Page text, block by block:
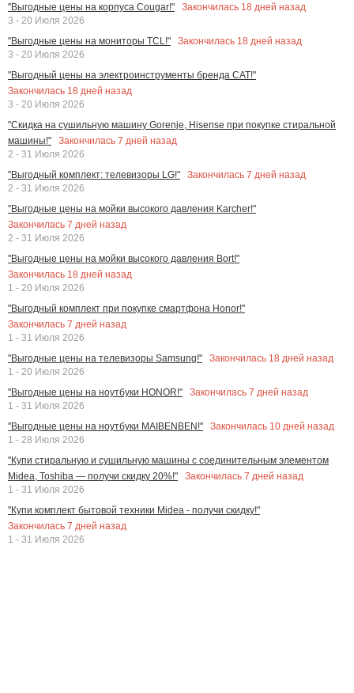
"Выгодные цены на корпуса Cougar!"
Закончилась 18 дней назад
3 - 20 Июля 2026
"Выгодные цены на мониторы TCL!"
Закончилась 18 дней назад
3 - 20 Июля 2026
"Выгодный цены на электроинструменты бренда CAT!"
Закончилась 18 дней назад
3 - 20 Июля 2026
"Скидка на сушильную машину Gorenje, Hisense при покупке стиральной
машины!"
Закончилась 7 дней назад
2 - 31 Июля 2026
"Выгодный комплект: телевизоры LG!"
Закончилась 7 дней назад
2 - 31 Июля 2026
"Выгодные цены на мойки высокого давления Karcher!"
Закончилась 7 дней назад
2 - 31 Июля 2026
"Выгодные цены на мойки высокого давления Bort!"
Закончилась 18 дней назад
1 - 20 Июля 2026
"Выгодный комплект при покупке смартфона Honor!"
Закончилась 7 дней назад
1 - 31 Июля 2026
"Выгодные цены на телевизоры Samsung!"
Закончилась 18 дней назад
1 - 20 Июля 2026
"Выгодные цены на ноутбуки HONOR!"
Закончилась 7 дней назад
1 - 31 Июля 2026
"Выгодные цены на ноутбуки MAIBENBEN!"
Закончилась 10 дней назад
1 - 28 Июля 2026
"Купи стиральную и сушильную машины с соединительным элементом
Midea, Toshiba — получи скидку 20%!"
Закончилась 7 дней назад
1 - 31 Июля 2026
"Купи комплект бытовой техники Midea - получи скидку!"
Закончилась 7 дней назад
1 - 31 Июля 2026